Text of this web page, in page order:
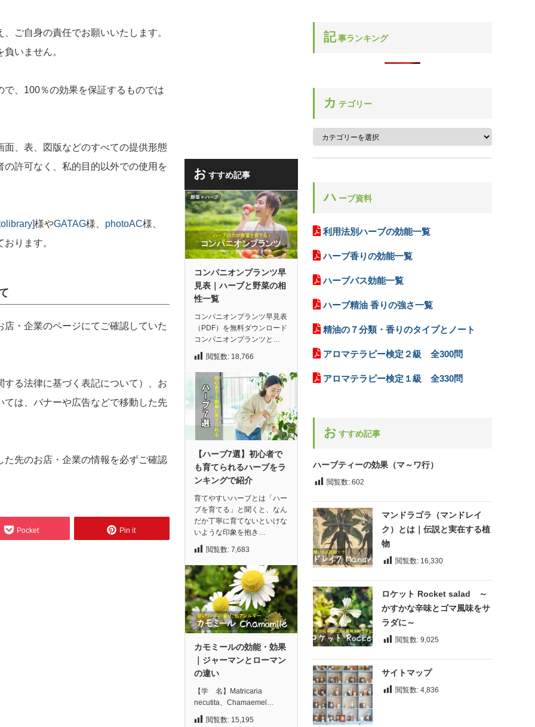
ご自身の責任でお願いいたします。
負いません。
、 100％の効果を保証するものでは
、表、図版などのすべての提供形態
許可なく、私的目的以外での使用を
様やGATAG様、 photoAC様、
ります。
・企業のページにてご確認していた
る法律に基づく表記について）、お
は、バナーや広告などで移動した先
先のお店・企業の情報を必ずご確認
Pocket Pin it
お すすめ記事
コンパニオンプランツ早
見表｜ハーブと野菜の相
性一覧
コンパニオンプランツ早見表
（PDF）を無料ダウンロード
コンパニオンプランツと…
閲覧数: 18,766
【ハーブ7選】初心者で
も育てられるハーブをラ
ンキングで紹介
育てやすいハーブとは「ハー
ブを育てる」と聞くと、なん
だか丁寧に育てないといけな
いような印象を抱き…
閲覧数: 7,683
カモミールの効能・効果
｜ジャーマンとローマン
の違い
【学 名】Matricaria
necutita、Chamaemel…
閲覧数: 15,195
センテッドゼラニウム
セントジョーンズワート
ソレル
ベルガモット
ルー
レモングラス
レモンバーム
ローズ
ローリエ
記事ランキング
カ テゴリー
ハ ーブ資料
利用法別ハーブの効能一覧
ハーブ香りの効能一覧
ハーブバス効能一覧
ハーブ精油 香りの強さ一覧
精油の７分類・香りのタイプとノート
アロマテラピー検定２級 全300問
アロマテラピー検定１級 全330問
お すすめ記事
ハーブティーの効果（マ～ワ行）
閲覧数: 602
マンドラゴラ（マンドレイ
ク）とは｜伝説と実在する植
物
閲覧数: 16,330
ロケット Rocket salad ～
かすかな辛味とゴマ風味をサ
ラダに～
閲覧数: 9,025
サイトマップ
閲覧数: 4,836